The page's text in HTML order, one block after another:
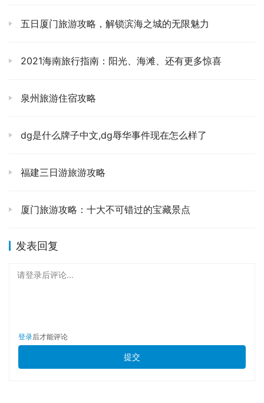
以直接抵达黄山的精华区域。迎客松那雄伟的身姿，果然名
远道而来的客人。我在它面前驻足良久，拍了好些照片，也
是念出来，都带着一股磅礴的气势。我选择挑战了天都峰，
都得小心翼翼。但当你终于攀上峰顶，看到那无限的风光
那一瞬间，感觉自己就是天地间的一粒尘埃，渺小而又被这
我站在那里，风从耳边呼啸而过，头发被吹得乱七八糟，却
黄山的日出，是万万不能错过的。为了看日出，我在光明顶
比，但想想能在日出前几分钟，裹着棉大衣，和一群志同道
点洒向群峰，整个世界都苏醒了，那种温暖、那种希望，足
以洗涤掉你所有的烦恼和疲惫。看完日出，再继续走了些未
曾踏足的小径，比如排云亭那边的奇石，像猴子观海，像仙
五日厦门旅游攻略，解锁滨海之城的无限魅力
2021海南旅行指南：阳光、海滩、还有更多惊喜
泉州旅游住宿攻略
dg是什么牌子中文,dg辱华事件现在怎么样了
福建三日游旅游攻略
厦门旅游攻略：十大不可错过的宝藏景点
发表回复
请登录后评论...
登录后才能评论
提交